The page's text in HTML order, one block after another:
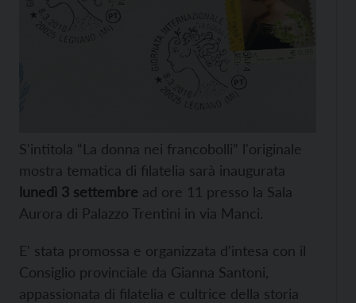
S'intitola “La donna nei francobolli” l'originale
mostra tematica di filatelia sarà inaugurata
lunedì 3 settembre ad ore 11 presso la Sala
Aurora di Palazzo Trentini in via Manci.
E' stata promossa e organizzata d'intesa con il
Consiglio provinciale da Gianna Santoni,
appassionata di filatelia e cultrice della storia